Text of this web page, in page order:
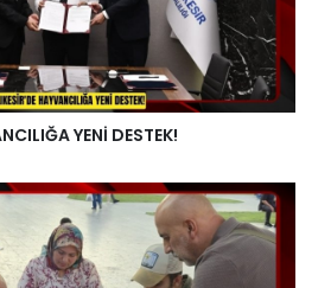
YENİ DESTEK!